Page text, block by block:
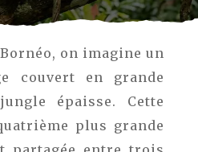
on imagine un
couvert en grande
épaisse. Cette
plus grande